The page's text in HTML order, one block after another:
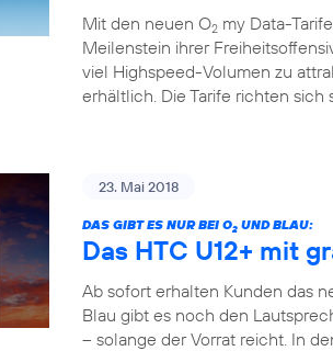
Mit den neuen O2 my Data-
Meilenstein ihrer
viel Highspeed-Volumen zu
erhältlich. Die Tarife richten sich
23. Mai 2018
DAS GIBT ES NUR BEI O2 UND BLAU:
Das HTC U12+ mit
Ab sofort erhalten Kunden das
Blau gibt es noch den
– solange der Vorrat reicht. In